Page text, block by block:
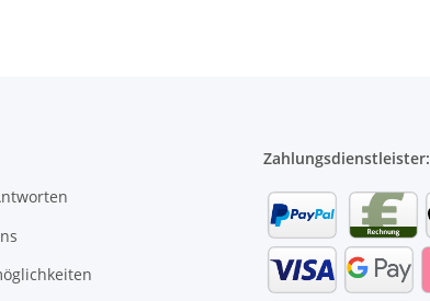
Zahlungsdienstleister: